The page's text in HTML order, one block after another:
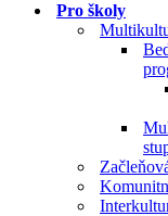
Pro školy